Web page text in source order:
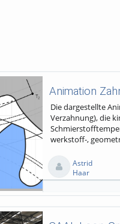
Animation
Die dargestellte
Verzahnung), die
werkstoff-,
Astrid
Haar
00:20
23
0
0